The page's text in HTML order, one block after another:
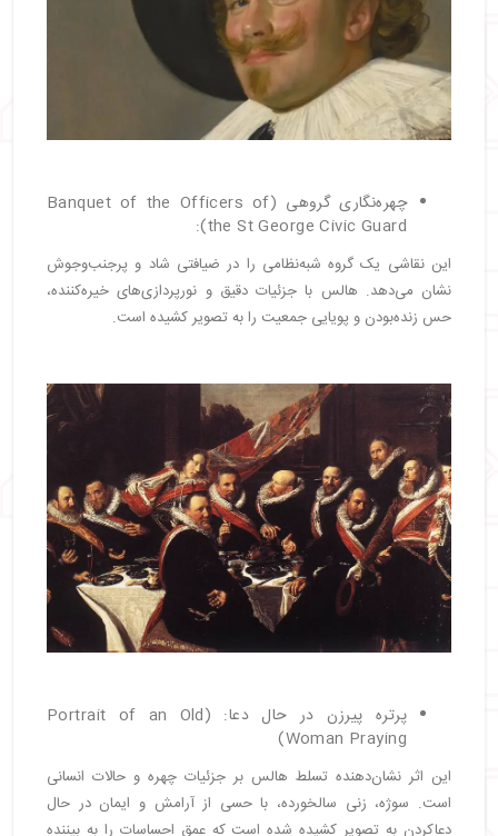
چهره‌نگاری گروهی (Banquet of the Officers of
the St George Civic Guard):
این نقاشی یک گروه شبه‌نظامی را در ضیافتی شاد و پرجنب‌وجوش
نشان می‌دهد. هالس با جزئیات دقیق و نورپردازی‌های خیره‌کننده،
حس زنده‌بودن و پویایی جمعیت را به تصویر کشیده است.
پرتره پیرزن در حال دعا: (Portrait of an Old
Woman Praying)
این اثر نشان‌دهنده تسلط هالس بر جزئیات چهره و حالات انسانی
است. سوژه، زنی سالخورده، با حسی از آرامش و ایمان در حال
دعاکردن به تصویر کشیده شده است که عمق احساسات را به بیننده